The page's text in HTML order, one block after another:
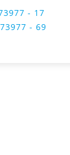
- 17
- 69